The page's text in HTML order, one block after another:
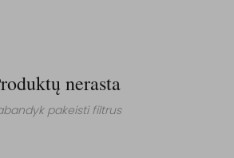
nerasta
pakeisti filtrus